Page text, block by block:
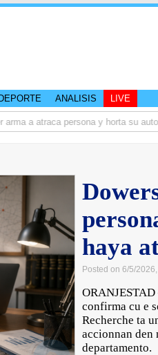
DEPORTE ANALISIS LIVE
a atraca persona y horta su auto
haya
Posted on 6/5/
confirma cu e
Recherche ta
accionnan den
departamento.